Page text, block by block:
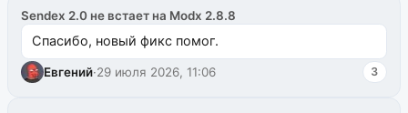
Sendex 2.0 не встает на Modx 2.8.8
Спасибо, новый фикс помог.
Евгений·29 июля 2026, 11:06 3